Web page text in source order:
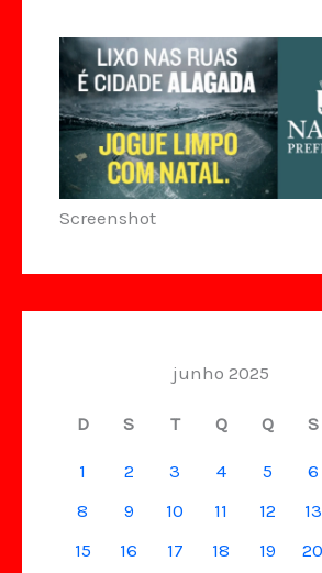
Screenshot
junho 2025
D S T Q Q S
1 2 3 4 5 6
8
9 10 11 12 13
15
16 17 18 19 20